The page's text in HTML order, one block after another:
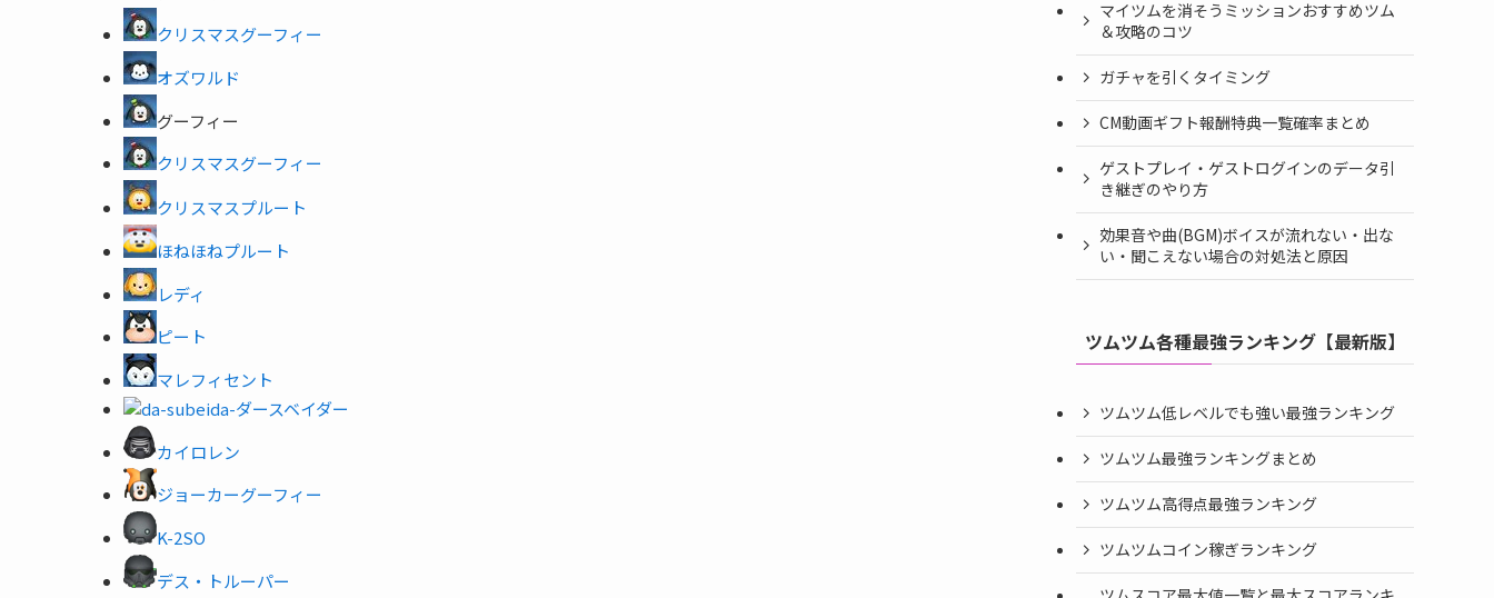
クリスマスグーフィー
オズワルド
グーフィー
クリスマスグーフィー
クリスマスプルート
ほねほねプルート
レディ
ピート
マレフィセント
ダースベイダー
カイロレン
ジョーカーグーフィー
K-2SO
デス・トルーパー
マイツムを消そうミッションおすすめツム
＆攻略のコツ
ガチャを引くタイミング
CM動画ギフト報酬特典一覧確率まとめ
ゲストプレイ・ゲストログインのデータ引
き継ぎのやり方
効果音や曲(BGM)ボイスが流れない・出な
い・聞こえない場合の対処法と原因
ツムツム各種最強ランキング【最新版】
ツムツム低レベルでも強い最強ランキング
ツムツム最強ランキングまとめ
ツムツム高得点最強ランキング
ツムツムコイン稼ぎランキング